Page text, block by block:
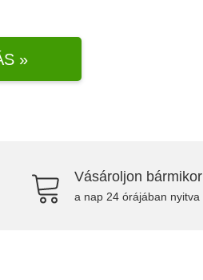
»
Vásároljon bármikor
a nap 24 órájában nyitva